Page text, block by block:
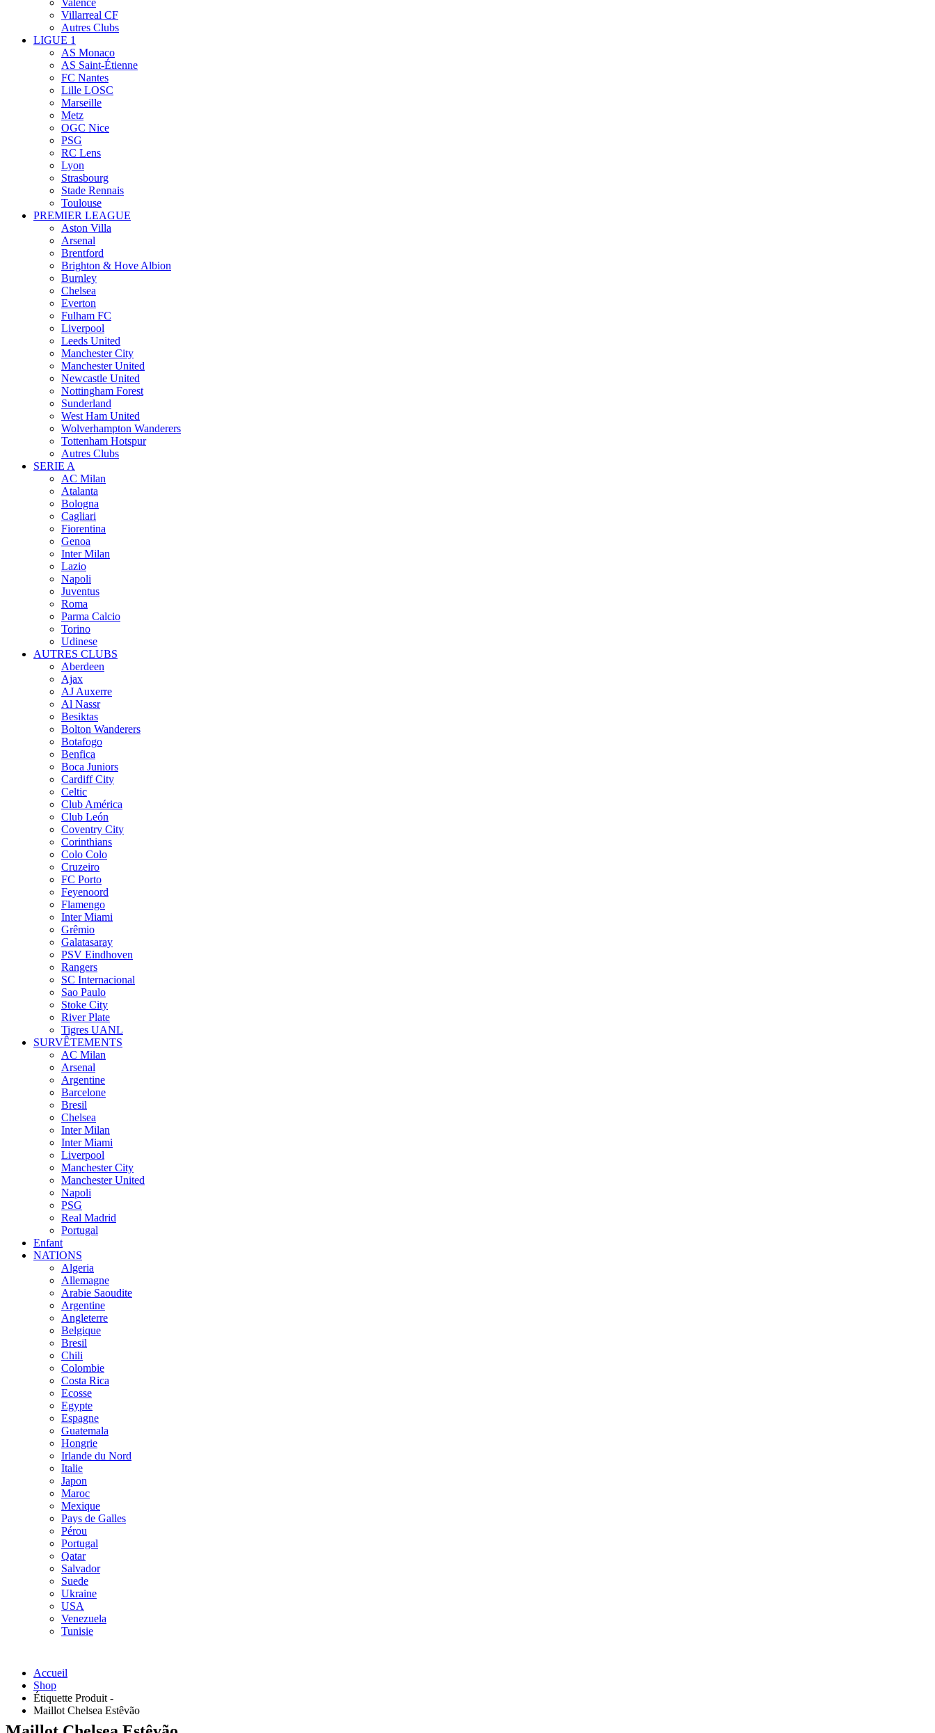
Valence
Villarreal CF
Autres Clubs
LIGUE 1
AS Monaco
AS Saint-Étienne
FC Nantes
Lille LOSC
Marseille
Metz
OGC Nice
PSG
RC Lens
Lyon
Strasbourg
Stade Rennais
Toulouse
PREMIER LEAGUE
Aston Villa
Arsenal
Brentford
Brighton & Hove Albion
Burnley
Chelsea
Everton
Fulham FC
Liverpool
Leeds United
Manchester City
Manchester United
Newcastle United
Nottingham Forest
Sunderland
West Ham United
Wolverhampton Wanderers
Tottenham Hotspur
Autres Clubs
SERIE A
AC Milan
Atalanta
Bologna
Cagliari
Fiorentina
Genoa
Inter Milan
Lazio
Napoli
Juventus
Roma
Parma Calcio
Torino
Udinese
AUTRES CLUBS
Aberdeen
Ajax
AJ Auxerre
Al Nassr
Besiktas
Bolton Wanderers
Botafogo
Benfica
Boca Juniors
Cardiff City
Celtic
Club América
Club León
Coventry City
Corinthians
Colo Colo
Cruzeiro
FC Porto
Feyenoord
Flamengo
Inter Miami
Grêmio
Galatasaray
PSV Eindhoven
Rangers
SC Internacional
Sao Paulo
Stoke City
River Plate
Tigres UANL
SURVÊTEMENTS
AC Milan
Arsenal
Argentine
Barcelone
Bresil
Chelsea
Inter Milan
Inter Miami
Liverpool
Manchester City
Manchester United
Napoli
PSG
Real Madrid
Portugal
Enfant
NATIONS
Algeria
Allemagne
Arabie Saoudite
Argentine
Angleterre
Belgique
Bresil
Chili
Colombie
Costa Rica
Ecosse
Egypte
Espagne
Guatemala
Hongrie
Irlande du Nord
Italie
Japon
Maroc
Mexique
Pays de Galles
Pérou
Portugal
Qatar
Salvador
Suede
Ukraine
USA
Venezuela
Tunisie
Accueil
Shop
Étiquette Produit -
Maillot Chelsea Estêvão